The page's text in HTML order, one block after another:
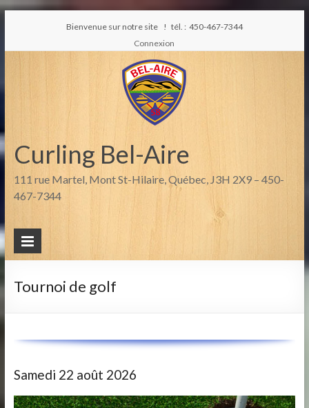
Bienvenue sur notre site ! tél. : 450-467-7344
Connexion
Curling Bel-Aire
111 rue Martel, Mont St-Hilaire, Québec, J3H 2X9 – 450-
467-7344
Tournoi de golf
Samedi 22 août 2026